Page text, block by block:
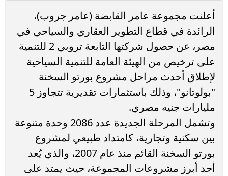
أعلنت مجموعة عامر القابضة (عامر جروب)،
الرائدة في قطاع التطوير العقاري والسياحي في
مصر، عن حصول شركتها التابعة تروبي 2 للتنمية
على ترخيص من الهيئة العامة للتنمية السياحية
لإطلاق أحدث مراحل مشروع بورتو السخنة
"بولوتانو"، وذلك باستثمارات تقديرية تتجاوز 5
مليارات جنيه مصري.
وتشمل المرحلة الجديدة عدد 2086 وحدة متنوعة
بين سكنية وتجارية، كامتداد طبيعي لمشروع
بورتو السخنة القائم منذ عام 2007، والذي يُعد
أحد أبرز مشروعات المجموعة، حيث يمتد على